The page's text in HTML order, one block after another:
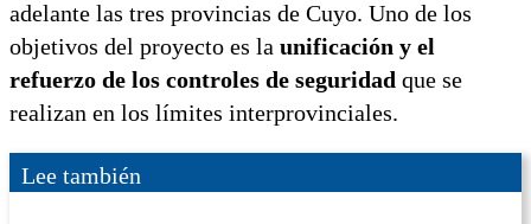
adelante las tres provincias de Cuyo. Uno de los
objetivos del proyecto es la unificación y el
refuerzo de los controles de seguridad que se
realizan en los límites interprovinciales.
Lee también